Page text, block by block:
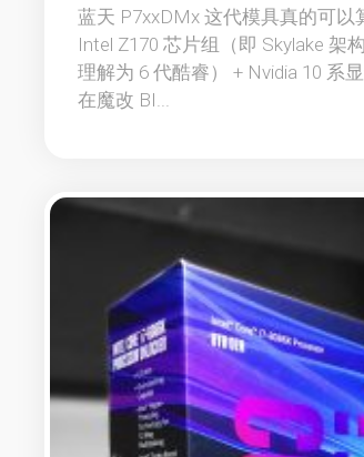
蓝天 P7xxDMx 这代模具真的可以
Intel Z170 芯片组（即 Skylake 架
理解为 6 代酷睿） + Nvidia 10 系
在魔改 BI...